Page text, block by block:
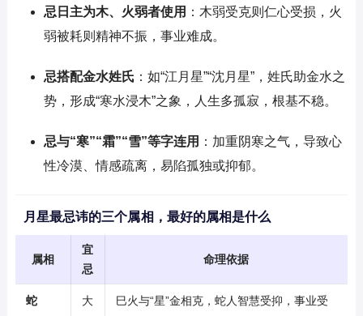
忌日主为木、火弱者使用 ：木弱受克则仁心受损，火
弱被耗则精神不振，事业难成。
忌搭配金水姓氏 ：如“江月星”“沈月星”，姓氏助金水之
势，形成“寒水浸木”之象，人生多孤寂，根基不稳。
忌与“寒”“霜”“雪”等字连用 ：加重阴寒之气，导致心
性冷漠、情感疏离，易陷孤独或抑郁。
月星最忌讳的三个属相，最好的属相是什么
属相
宜
忌
命理依据
蛇
大
巳火与“星”金相克，蛇人智慧受抑，事业受